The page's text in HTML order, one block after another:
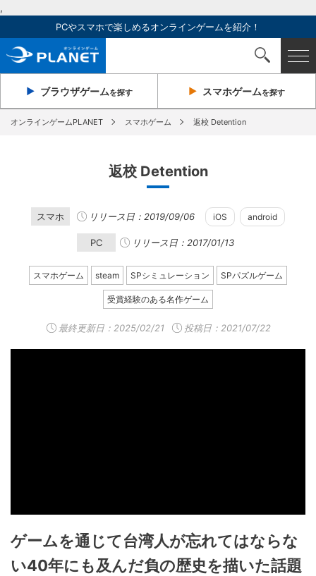
,
PCやスマホで楽しめるオンラインゲームを紹介！
ブラウザゲームを探す スマホゲームを探す
オンラインゲームPLANET スマホゲーム 返校 Detention
返校 Detention
スマホ リリース日：2019/09/06 iOS android
PC リリース日：2017/01/13
スマホゲーム steam SPシミュレーション SPパズルゲーム
受賞経験のある名作ゲーム
最終更新日： 2025/02/21 投稿日：2021/07/22
ゲームを通じて台湾人が忘れてはならな
い40年にも及んだ負の歴史を描いた話題